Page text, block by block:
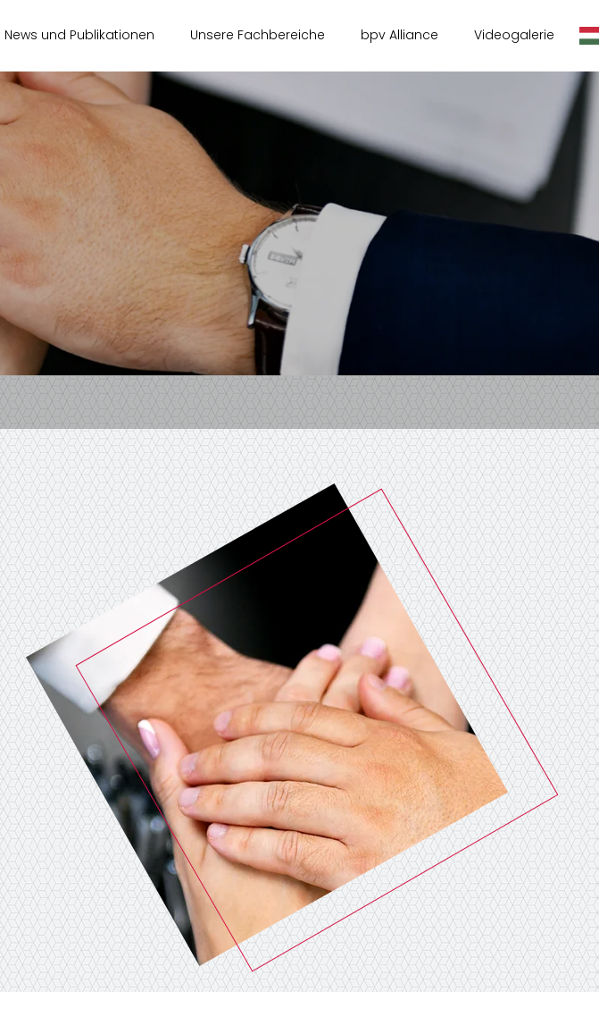
News und Publikationen Unsere Fachbereiche bpv Alliance Videogalerie